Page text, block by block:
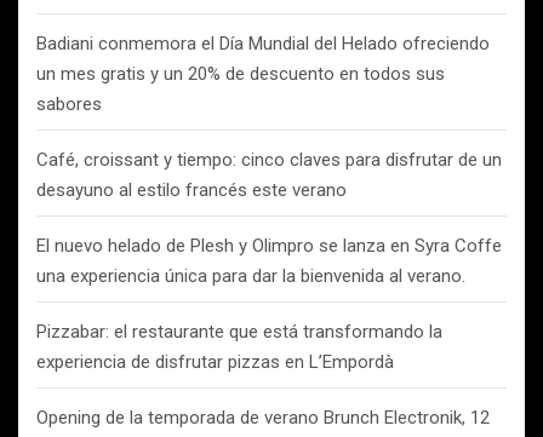
Badiani conmemora el Día Mundial del Helado ofreciendo
un mes gratis y un 20% de descuento en todos sus
sabores
Café, croissant y tiempo: cinco claves para disfrutar de un
desayuno al estilo francés este verano
El nuevo helado de Plesh y Olimpro se lanza en Syra Coffe
una experiencia única para dar la bienvenida al verano.
Pizzabar: el restaurante que está transformando la
experiencia de disfrutar pizzas en L’Empordà
Opening de la temporada de verano Brunch Electronik, 12